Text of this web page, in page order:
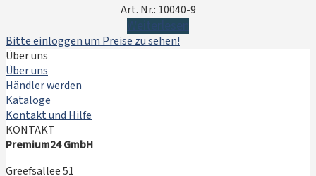
Art. Nr.: 10040-9
Bitte einloggen um Preise zu sehen!
Über uns
Über uns
Händler werden
Kataloge
Kontakt und Hilfe
KONTAKT
Premium24 GmbH
Greefsallee 51